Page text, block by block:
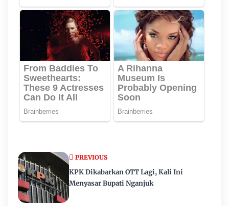
PREVIOUS
KPK Dikabarkan OTT Lagi, Kali Ini
Menyasar Bupati Nganjuk